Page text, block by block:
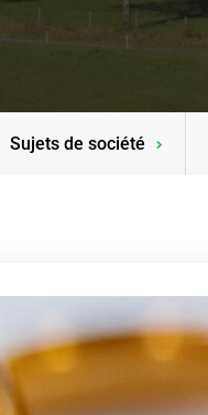
Sujets de société